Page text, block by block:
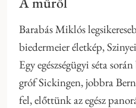
Barabás Miklós
biedermeier életkép,
Egy egészségügyi séta
gróf Sickingen, jobbra
fel, előttünk az egész